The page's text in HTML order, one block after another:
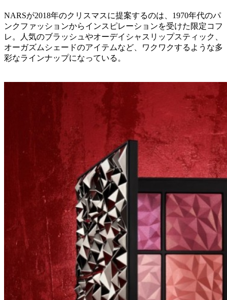
NARSが2018年のクリスマスに提案するのは、1970年代のパ
ンクファッションからインスピレーションを受けた限定コフ
レ。人気のブラッシュやオーデイシャスリップスティック、
オーガズムシェードのアイテムなど、ワクワクするような多
彩なラインナップになっている。